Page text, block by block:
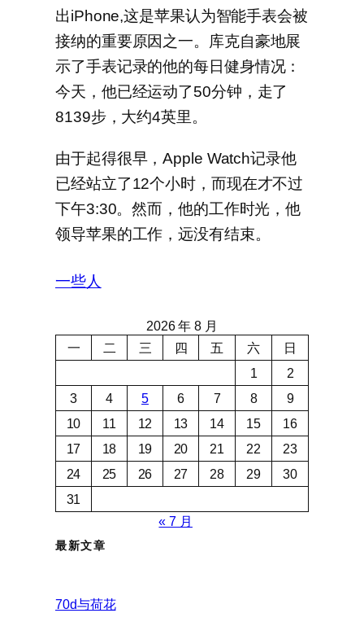
出iPhone,这是苹果认为智能手表会被
接纳的重要原因之一。库克自豪地展
示了手表记录的他的每日健身情况：
今天，他已经运动了50分钟，走了
8139步，大约4英里。
由于起得很早，Apple Watch记录他
已经站立了12个小时，而现在才不过
下午3:30。然而，他的工作时光，他
领导苹果的工作，远没有结束。
一些人
2026 年 8 月
一
二 三 四 五 六
日
1
2
3
4 5 6 7 8
9
10
11 12 13 14 15
16
17
18 19 20 21 22
23
24
25 26 27 28 29
30
31
« 7 月
最新文章
70d与荷花